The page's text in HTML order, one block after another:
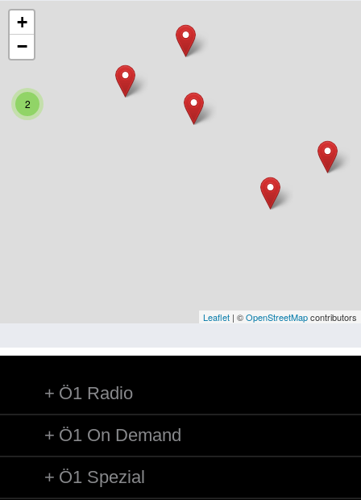
Bundesland
Kärnten
Vorarlberg
Besatzungsmächte
Frauen, Mütter, Kinder
2
+
−
Leaflet | ©OpenStreetMapcontributors
Ö1 Radio
Ö1 On Demand
Ö1 Spezial